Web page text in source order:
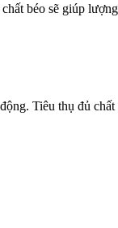
béo sẽ giúp
Tiêu thụ đủ